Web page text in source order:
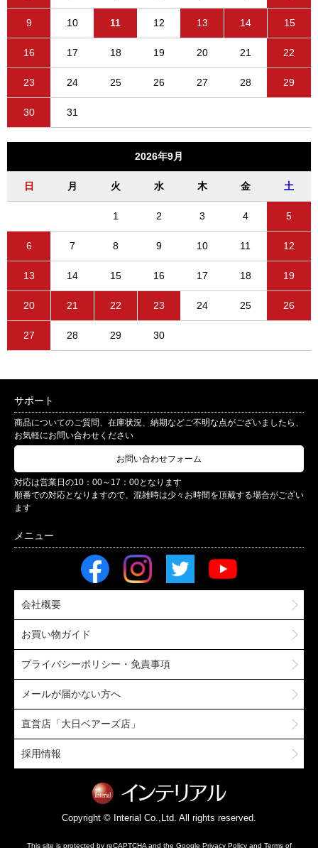
9 10 11 12 13 14 15
16 17 18 19 20 21 22
23 24 25 26 27 28 29
30 31
2026年9月
日 月 火 水 木 金 土
1 2 3 4 5
6 7 8 9 10 11 12
13 14 15 16 17 18 19
20 21 22 23 24 25 26
27 28 29 30
サポート
商品についてのご質問、在庫状況、納期などご不明な点がございましたら、
お気軽にお問い合わせください
お問い合わせフォーム
対応は営業日の10：00～17：00となります
順番での対応となりますので、混雑時は少々お時間を頂戴する場合がござい
ます
会社概要
お買い物ガイド
プライバシーポリシー・免責事項
メールが届かない方へ
直営店「大日ベアーズ店」
採用情報
Copyright © Interial Co.,Ltd. All rights reserved.
This site is protected by reCAPTCHA and the Google Privacy Policyand Terms of